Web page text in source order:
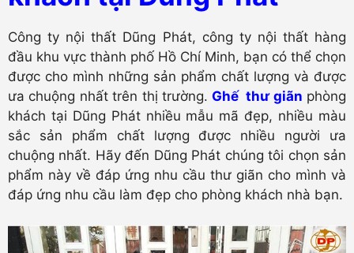
Công ty nội thất Dũng Phát, công ty nội thất hàng
đầu khu vực thành phố Hồ Chí Minh, bạn có thể chọn
được cho mình những sản phẩm chất lượng và được
ưa chuộng nhất trên thị trường. Ghế thư giãn phòng
khách tại Dũng Phát nhiều mẫu mã đẹp, nhiều màu
sắc sản phẩm chất lượng được nhiều người ưa
chuộng nhất. Hãy đến Dũng Phát chúng tôi chọn sản
phẩm này về đáp ứng nhu cầu thư giãn cho mình và
đáp ứng nhu cầu làm đẹp cho phòng khách nhà bạn.